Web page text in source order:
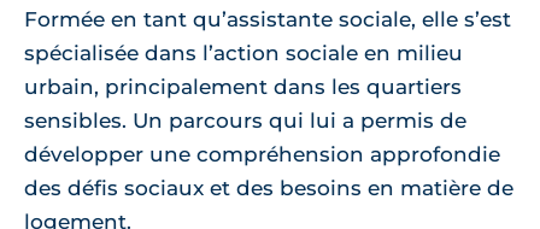
Formée en tant qu’assistante sociale, elle s’est
spécialisée dans l’action sociale en milieu
urbain, principalement dans les quartiers
sensibles. Un parcours qui lui a permis de
développer une compréhension approfondie
des défis sociaux et des besoins en matière de
logement.